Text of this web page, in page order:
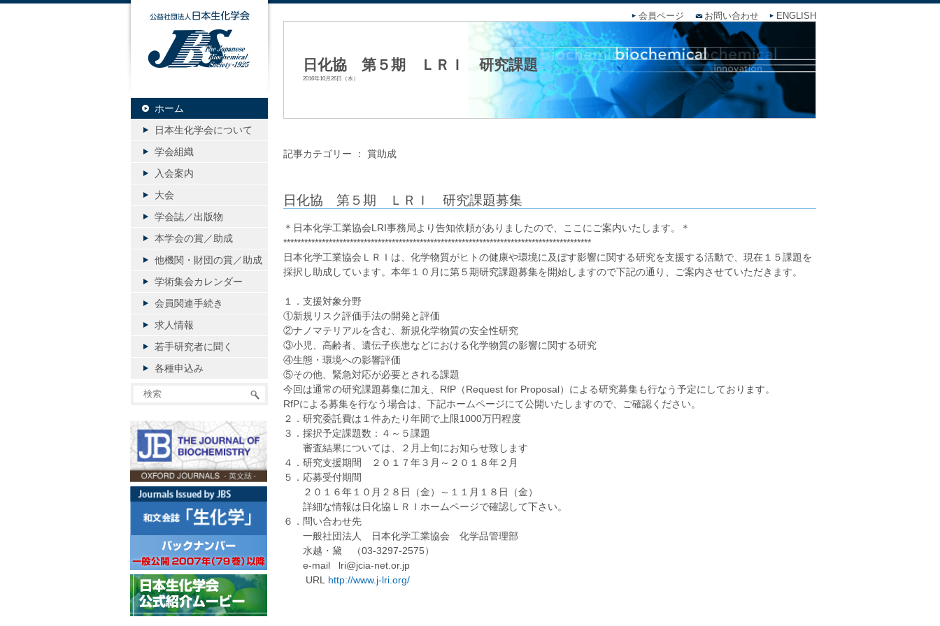
会員ページ お問い合わせ ENGLISH
日化協 第５期 ＬＲＩ 研究課題
2016年10月26日（水）
記事カテゴリー ： 賞助成
日化協 第５期 ＬＲＩ 研究課題募集
＊日本化学工業協会LRI事務局より告知依頼がありましたので、ここにご案内いたします。＊
****************************************************************************************
日本化学工業協会ＬＲＩは、化学物質がヒトの健康や環境に及ぼす影響に関する研究を支援する活動で、現在１５課題を
採択し助成しています。本年１０月に第５期研究課題募集を開始しますので下記の通り、ご案内させていただきます。
１．支援対象分野
①新規リスク評価手法の開発と評価
②ナノマテリアルを含む、新規化学物質の安全性研究
③小児、高齢者、遺伝子疾患などにおける化学物質の影響に関する研究
④生態・環境への影響評価
⑤その他、緊急対応が必要とされる課題
今回は通常の研究課題募集に加え、RfP（Request for Proposal）による研究募集も行なう予定にしております。
RfPによる募集を行なう場合は、下記ホームページにて公開いたしますので、ご確認ください。
２．研究委託費は１件あたり年間で上限1000万円程度
３．採択予定課題数：４～５課題
審査結果については、２月上旬にお知らせ致します
４．研究支援期間 ２０１７年３月～２０１８年２月
５．応募受付期間
２０１６年１０月２８日（金）～１１月１８日（金）
詳細な情報は日化協ＬＲＩホームページで確認して下さい。
６．問い合わせ先
一般社団法人 日本化学工業協会 化学品管理部
水越・黛 （03-3297-2575）
e-mail lri@jcia-net.or.jp
URL http://www.j-lri.org/
公益社団法人日本生化学会
ホーム
日本生化学会について
学会組織
入会案内
大会
学会誌／出版物
本学会の賞／助成
他機関・財団の賞／助成
学術集会カレンダー
会員関連手続き
求人情報
若手研究者に聞く
各種申込み